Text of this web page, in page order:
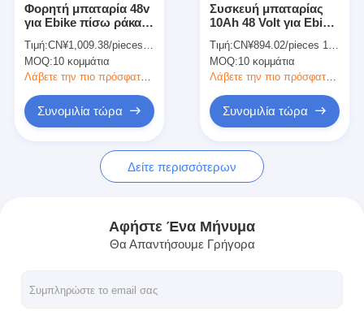
Έλεγχος Ποιότητας
Επικοινωνήστε μαζί μας
Συνομιλία τώρα
Ιονικό πακέτο μπαταριών λίθιου
Πακέτο μπαταριών πολυμερούς λιθίου
Φορητή μπαταρία 48v
για Ebike πίσω ράκα
τοποθετημένη
μπαταρία λιθίου
Τιμή:CN¥1,009.38/pieces 10-99 pieces
MOQ:10 κομμάτια
Λάβετε την πιο πρόσφατη τιμή
Συνομιλία τώρα
Συσκευή μπαταρίας
10Ah 48 Volt για Ebike
Συσκευή μπαταρίας
για ποδήλατα
παράδοσης
Τιμή:CN¥894.02/pieces 10-99 pieces
MOQ:10 κομμάτια
Λάβετε την πιο πρόσφατη τιμή
Συνομιλία τώρα
Δείτε περισσότερων
Αφήστε Ένα Μήνυμα
Θα Απαντήσουμε Γρήγορα